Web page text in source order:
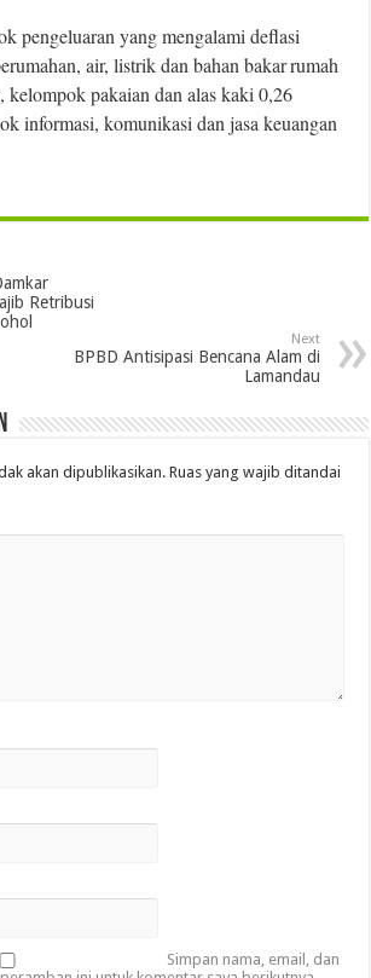
pengeluaran yang mengalami deﬂasi
air, listrik dan bahan bakarrumah
kelompok pakaian dan alas kaki 0,26
informasi, komunikasi dan jasa keuangan
Retribusi
Next
BPBD Antisipasi Bencana Alam di
Lamandau
akan dipublikasikan. Ruas yang wajib ditandai
Simpan nama, email, dan